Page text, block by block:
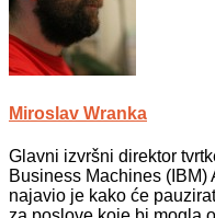
Miroslav Wranka
Glavni izvršni direktor
Business Machines (IBM)
najavio je kako će